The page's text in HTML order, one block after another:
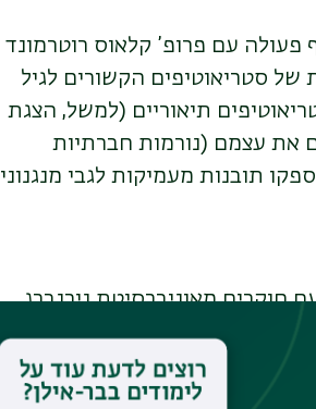
פעולה עם פרופ’ קלאוס רוטרמונד
של סטריאוטיפים הקשורים לגיל
תיאוריים (למשל, הצגת
את עצמם (נורמות חברתיות
תובנות מעמיקות לגבי מנגנוני
חוקרים מאוניברסיטת נירנברג,
שנה, ​​ועושה שימוש בכלי מתקדמים בתחום הבינה
חברתית. המחקר צפוי לשפוך